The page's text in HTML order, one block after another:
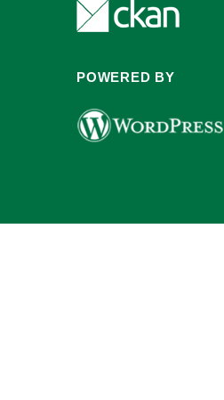
POWERED BY